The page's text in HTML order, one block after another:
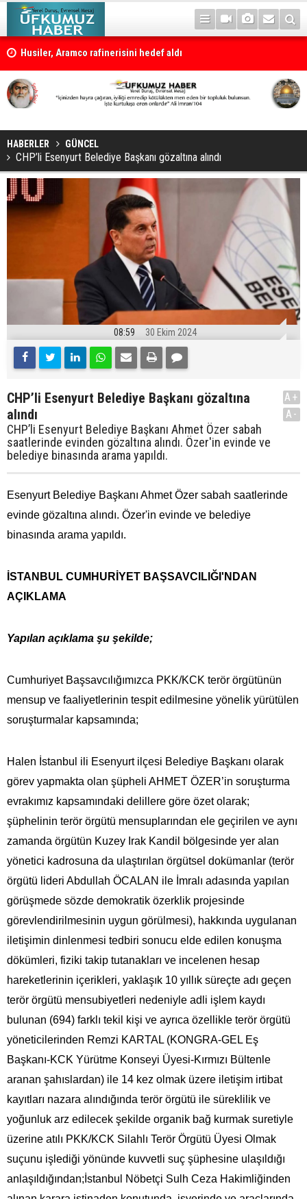
Husiler, Aramco rafinerisini hedef aldı
HABERLER GÜNCEL
CHP’li Esenyurt Belediye Başkanı gözaltına alındı
08:59 30 Ekim 2024
CHP’li Esenyurt Belediye Başkanı gözaltına
alındı
CHP’li Esenyurt Belediye Başkanı Ahmet Özer sabah
saatlerinde evinden gözaltına alındı. Özer'in evinde ve
belediye binasında arama yapıldı.
A+
A-
Esenyurt Belediye Başkanı Ahmet Özer sabah saatlerinde
evinde gözaltına alındı. Özer'in evinde ve belediye
binasında arama yapıldı.
İSTANBUL CUMHURİYET BAŞSAVCILIĞI'NDAN
AÇIKLAMA
Yapılan açıklama şu şekilde;
Cumhuriyet Başsavcılığımızca PKK/KCK terör örgütünün
mensup ve faaliyetlerinin tespit edilmesine yönelik yürütülen
soruşturmalar kapsamında;
Halen İstanbul ili Esenyurt ilçesi Belediye Başkanı olarak
görev yapmakta olan şüpheli AHMET ÖZER’in soruşturma
evrakımız kapsamındaki delillere göre özet olarak;
şüphelinin terör örgütü mensuplarından ele geçirilen ve aynı
zamanda örgütün Kuzey Irak Kandil bölgesinde yer alan
yönetici kadrosuna da ulaştırılan örgütsel dokümanlar (terör
örgütü lideri Abdullah ÖCALAN ile İmralı adasında yapılan
görüşmede sözde demokratik özerklik projesinde
görevlendirilmesinin uygun görülmesi), hakkında uygulanan
iletişimin dinlenmesi tedbiri sonucu elde edilen konuşma
dökümleri, fiziki takip tutanakları ve incelenen hesap
hareketlerinin içerikleri, yaklaşık 10 yıllık süreçte adı geçen
terör örgütü mensubiyetleri nedeniyle adli işlem kaydı
bulunan (694) farklı tekil kişi ve ayrıca özellikle terör örgütü
yöneticilerinden Remzi KARTAL (KONGRA-GEL Eş
Başkanı-KCK Yürütme Konseyi Üyesi-Kırmızı Bültenle
aranan şahıslardan) ile 14 kez olmak üzere iletişim irtibat
kayıtları nazara alındığında terör örgütü ile süreklilik ve
yoğunluk arz edilecek şekilde organik bağ kurmak suretiyle
üzerine atılı PKK/KCK Silahlı Terör Örgütü Üyesi Olmak
suçunu işlediği yönünde kuvvetli suç şüphesine ulaşıldığı
anlaşıldığından;İstanbul Nöbetçi Sulh Ceza Hakimliğinden